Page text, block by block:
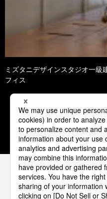
ミズタニデザインスタジオ一級
フィス
1 2
パナソニックの電